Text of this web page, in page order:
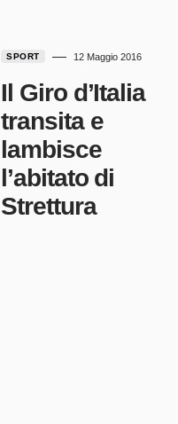
SPORT 12 Maggio 2016
Il Giro d’Italia
transita e
lambisce
l’abitato di
Strettura